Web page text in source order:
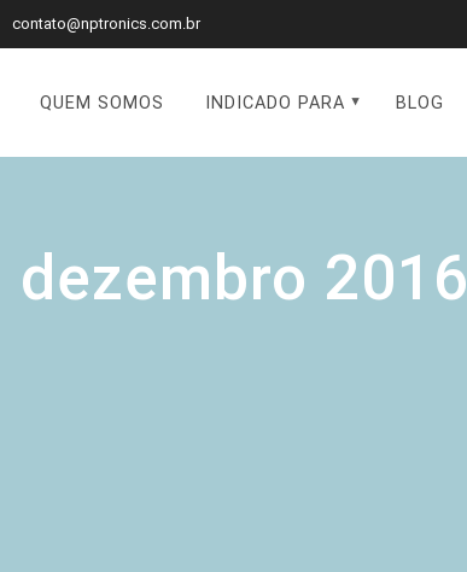
contato@nptronics.com.br
QUEM SOMOS INDICADO PARA BLOG
dezembro 2016